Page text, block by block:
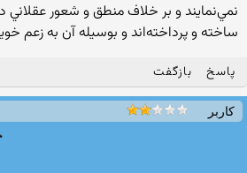
پاسخ بازگفت
کاربر